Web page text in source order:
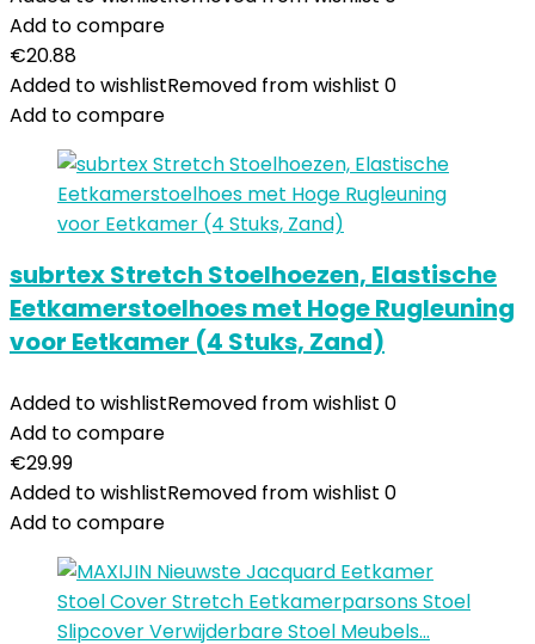
Add to compare
€20.88
Added to wishlistRemoved from wishlist 0
Add to compare
subrtex Stretch Stoelhoezen, Elastische
Eetkamerstoelhoes met Hoge Rugleuning
voor Eetkamer (4 Stuks, Zand)
Added to wishlistRemoved from wishlist 0
Add to compare
€29.99
Added to wishlistRemoved from wishlist 0
Add to compare